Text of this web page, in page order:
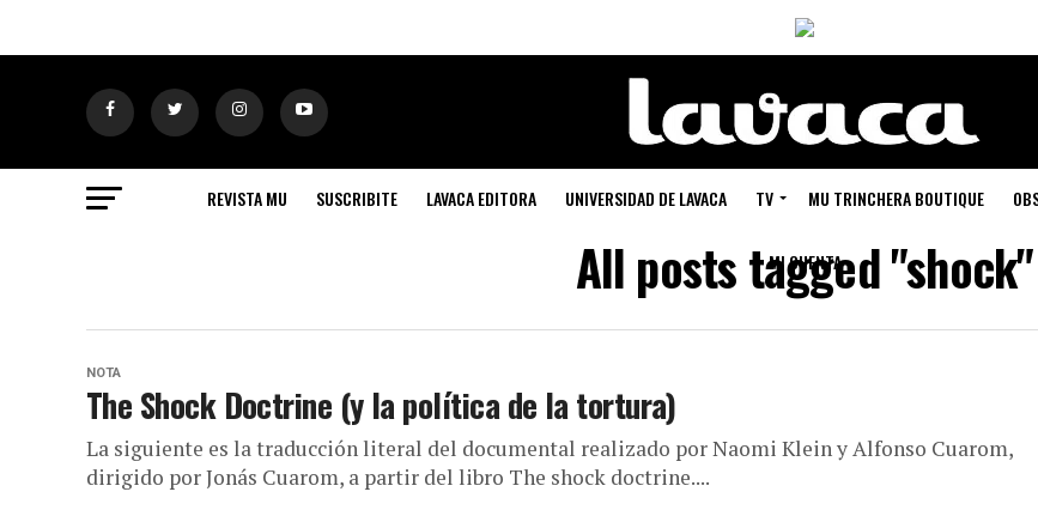
REVISTA MU SUSCRIBITE LAVACA EDITORA UNIVERSIDAD DE LAVACA TV MU TRINCHERA BOUTIQUE
MI CUENTA
All posts tagged "shock"
NOTA
The Shock Doctrine (y la política de la tortura)
La siguiente es la traducción literal del documental realizado por Naomi Klein y Alfonso Cuarom,
dirigido por Jonás Cuarom, a partir del libro The shock doctrine....